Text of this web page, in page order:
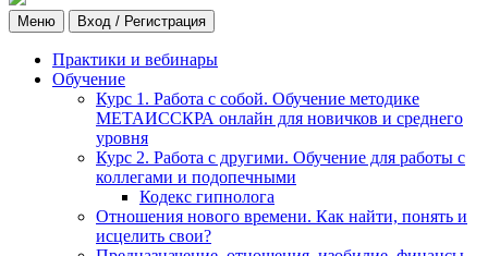
Меню Вход / Регистрация
Практики и вебинары
Обучение
Курс 1. Работа с собой. Обучение методике
МЕТАИССКРА онлайн для новичков и среднего
уровня
Курс 2. Работа с другими. Обучение для работы с
коллегами и подопечными
Кодекс гипнолога
Отношения нового времени. Как найти, понять и
исцелить свои?